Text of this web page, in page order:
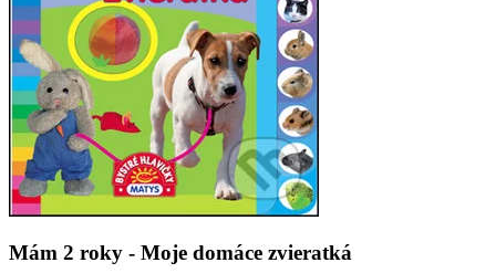
Mám 2 roky - Moje domáce zvieratká